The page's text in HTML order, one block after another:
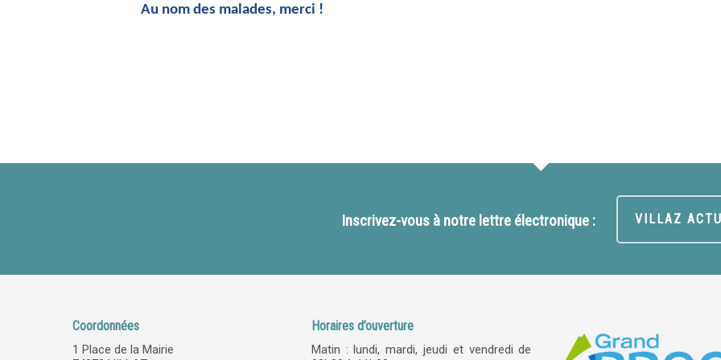
Au nom des malades, merci !
Inscrivez-vous à notre lettre électronique : VILLAZ
Coordonnées
1 Place de la Mairie
Horaires d’ouverture
Matin : lundi, mardi, jeudi et vendredi de